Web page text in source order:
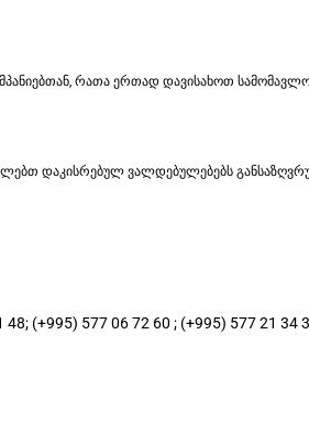
რათა ერთად დავისახოთ
დაკისრებულ ვალდებულებებს
(+995) 577 06 72 60 ; (+995) 577 21 34